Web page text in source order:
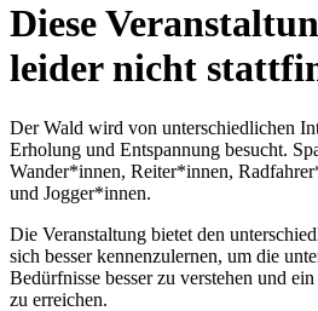
Diese
leider nicht
Der Wald wird von unterschiedlichen
Erholung und Entspannung besucht.
Wander*innen, Reiter*innen,
und Jogger*innen.
Die Veranstaltung bietet den
sich besser kennenzulernen, um die
Bedürfnisse besser zu verstehen und
zu erreichen.